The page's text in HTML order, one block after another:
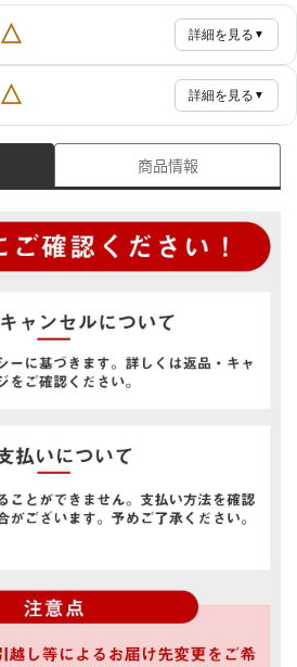
△ 詳細を見る ▼
△ 詳細を見る ▼
商品情報